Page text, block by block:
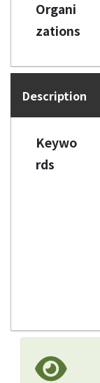
Organi
zations
Description
Keywo
rds